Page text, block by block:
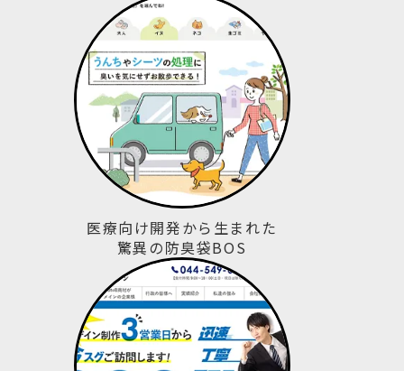
医療向け開発から生まれた
驚異の防臭袋BOS